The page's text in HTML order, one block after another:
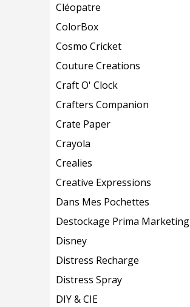
Cléopatre
ColorBox
Cosmo Cricket
Couture Creations
Craft O' Clock
Crafters Companion
Crate Paper
Crayola
Crealies
Creative Expressions
Dans Mes Pochettes
Destockage Prima Marketing
Disney
Distress Recharge
Distress Spray
DIY & CIE